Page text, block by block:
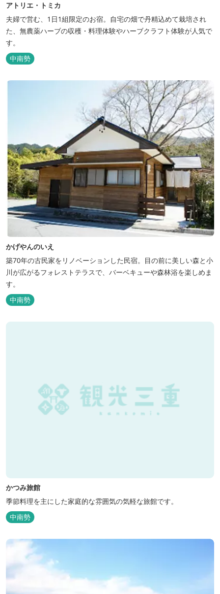
アトリエ・トミカ
夫婦で営む、1日1組限定のお宿。自宅の畑で丹精込めて栽培され
た、無農薬ハーブの収穫・料理体験やハーブクラフト体験が人気で
す。
中南勢
かげやんのいえ
築70年の古民家をリノベーションした民宿。目の前に美しい森と小
川が広がるフォレストテラスで、バーベキューや森林浴を楽しめま
す。
中南勢
かつみ旅館
季節料理を主にした家庭的な雰囲気の気軽な旅館です。
中南勢